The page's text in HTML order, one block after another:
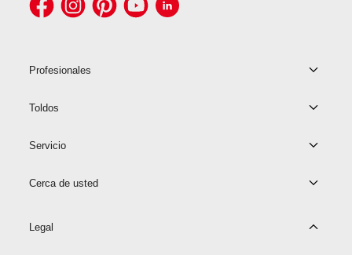
Profesionales
Toldos
Servicio
Cerca de usted
Legal